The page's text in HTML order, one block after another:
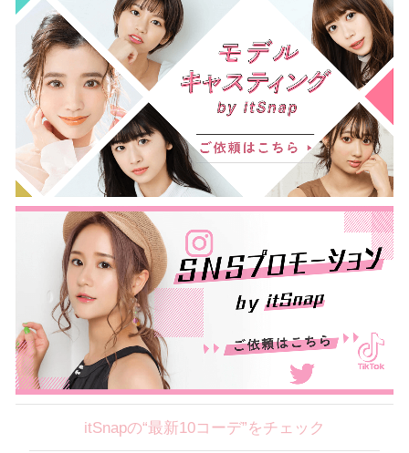
itSnapの“最新10コーデ”をチェック